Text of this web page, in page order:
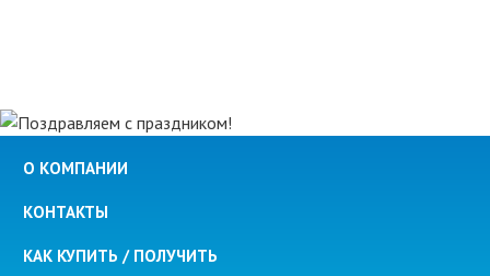
О КОМПАНИИ
КОНТАКТЫ
КАК КУПИТЬ / ПОЛУЧИТЬ